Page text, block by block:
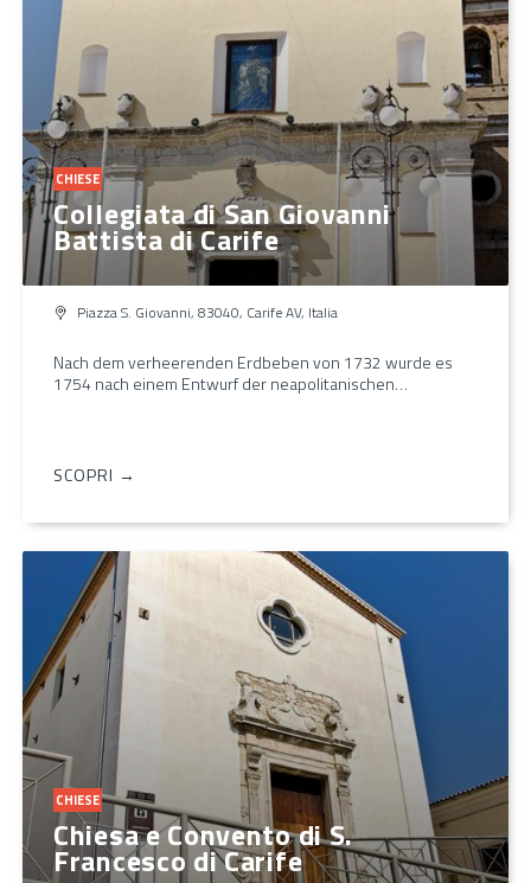
CHIESE
Collegiata di San Giovanni
Battista di Carife
Piazza S. Giovanni, 83040, Carife AV, Italia
Nach dem verheerenden Erdbeben von 1732 wurde es
1754 nach einem Entwurf der neapolitanischen…
SCOPRI →
CHIESE
Chiesa e Convento di S.
Francesco di Carife